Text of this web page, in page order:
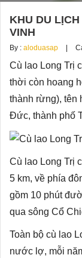
KHU DU
VINH
By : aloduasap
Cù lao Long Trị
thời còn hoang
thành rừng), tên
Đức, thành phố
Cù lao Long Trị
5 km, về phía
gồm 10 phút
qua sông Cổ
Toàn bộ cù lao
nước lợ, mỗi